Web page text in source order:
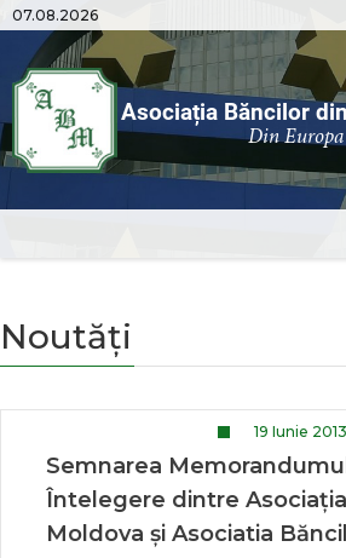
07.08.2026
Asociația Băncilor
Din Europa
Noutăți
19 Iunie 2013
Semnarea
Întelegere dintre
Moldova și Asociatia